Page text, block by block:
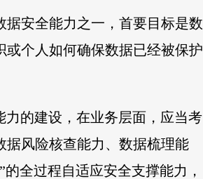
安全能力之一，首要目标是数
个人如何确保数据已经被保护
的建设，在业务层面，应当考
据风险核查能力、数据梳理能
全过程自适应安全支撑能力，